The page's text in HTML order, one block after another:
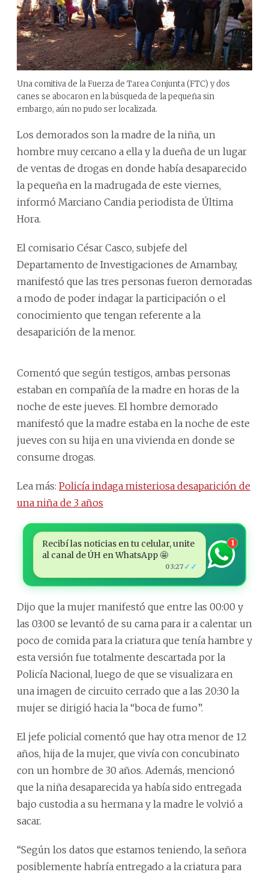
Una comitiva de la Fuerza de Tarea Conjunta (FTC) y dos
canes se abocaron en la búsqueda de la pequeña sin
embargo, aún no pudo ser localizada.
Los demorados son la madre de la niña, un
hombre muy cercano a ella y la dueña de un lugar
de ventas de drogas en donde había desaparecido
la pequeña en la madrugada de este viernes,
informó Marciano Candia periodista de Última
Hora.
El comisario César Casco, subjefe del
Departamento de Investigaciones de Amambay,
manifestó que las tres personas fueron demoradas
a modo de poder indagar la participación o el
conocimiento que tengan referente a la
desaparición de la menor.
Comentó que según testigos, ambas personas
estaban en compañía de la madre en horas de la
noche de este jueves. El hombre demorado
manifestó que la madre estaba en la noche de este
jueves con su hija en una vivienda en donde se
consume drogas.
Lea más: Policía indaga misteriosa desaparición de
una niña de 3 años
Recibí las noticias en tu celular, unite
al canal de ÚH en WhatsApp 🤩
03:27 ✓✓
1
Dijo que la mujer manifestó que entre las 00:00 y
las 03:00 se levantó de su cama para ir a calentar un
poco de comida para la criatura que tenía hambre y
esta versión fue totalmente descartada por la
Policía Nacional, luego de que se visualizara en
una imagen de circuito cerrado que a las 20:30 la
mujer se dirigió hacia la “boca de fumo”.
El jefe policial comentó que hay otra menor de 12
años, hija de la mujer, que vivía con concubinato
con un hombre de 30 años. Además, mencionó
que la niña desaparecida ya había sido entregada
bajo custodia a su hermana y la madre le volvió a
sacar.
“Según los datos que estamos teniendo, la señora
posiblemente habría entregado a la criatura para